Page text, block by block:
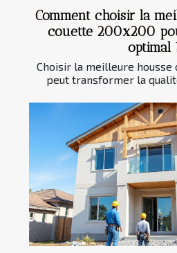
Comment choisir la
couette 200x200
optimal
Choisir la meilleure housse
peut transformer la